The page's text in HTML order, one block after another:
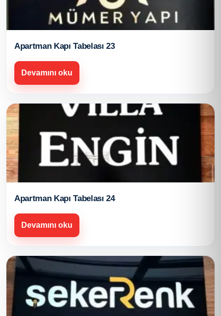
Apartman Kapı Tabelası 23
Devamını oku
Apartman Kapı Tabelası 24
Devamını oku